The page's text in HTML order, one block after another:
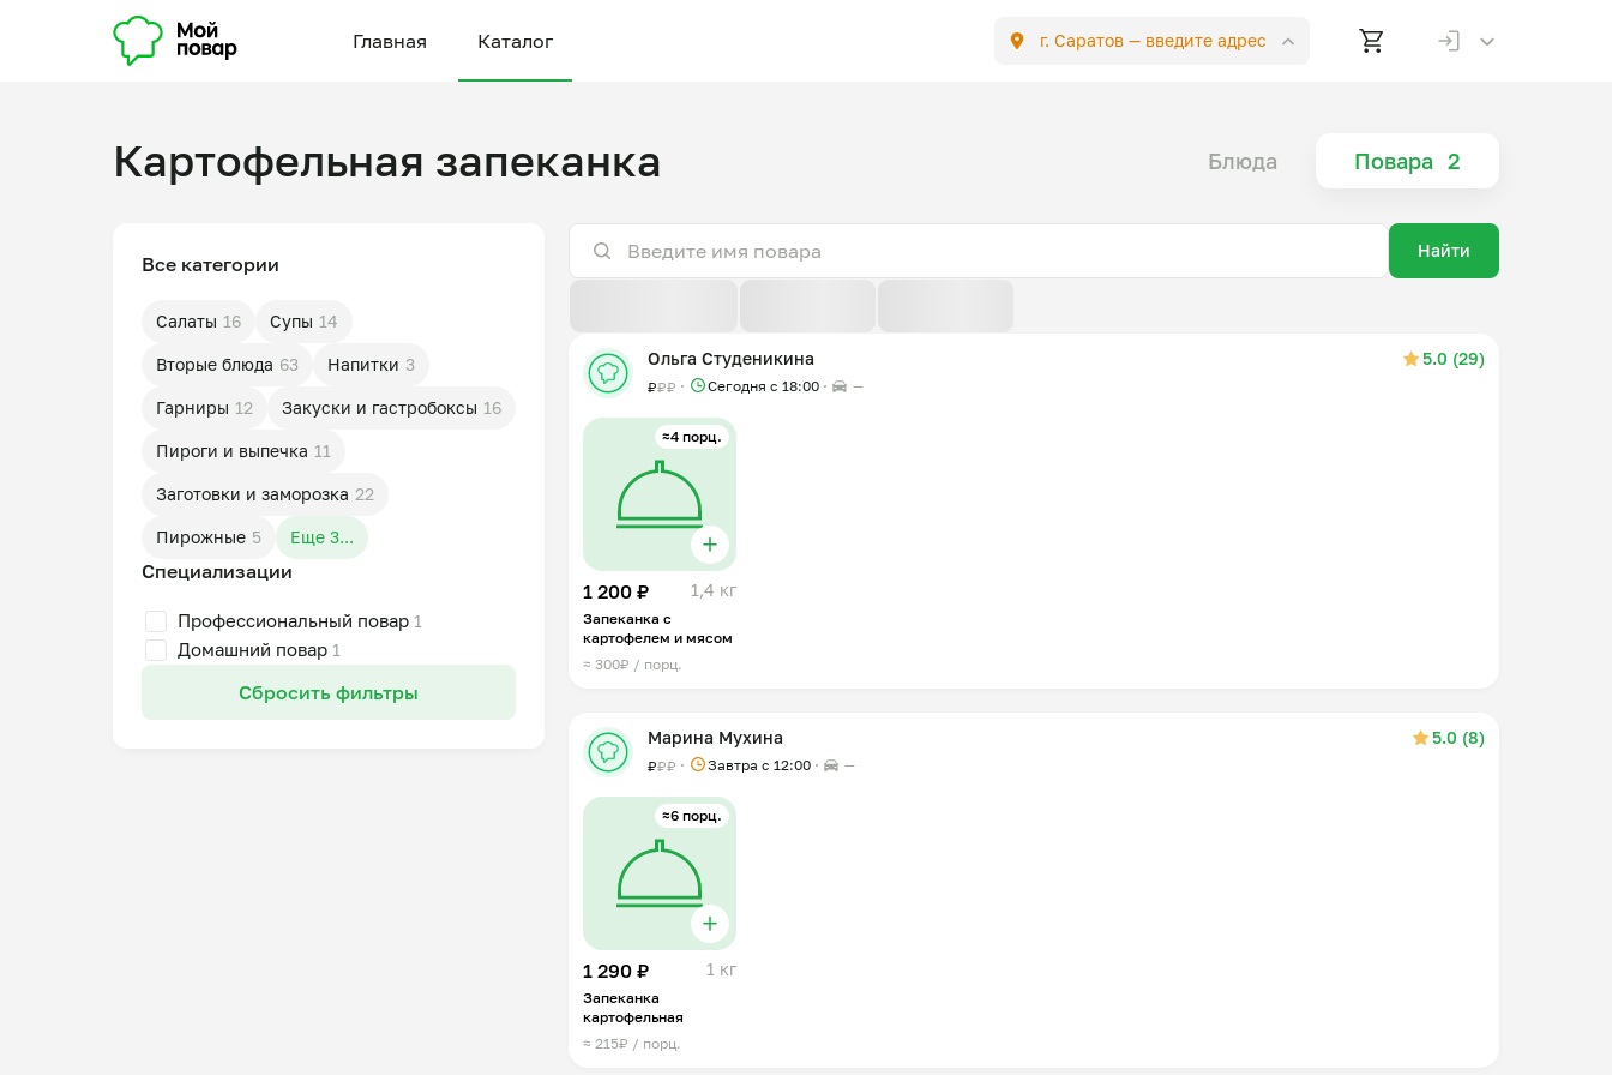
Главная Каталог г. Саратов — введите адрес
Картофельная запеканка Блюда Повара 2
Все категории
Салаты 16 Супы 14
Вторые блюда 63 Напитки 3
Гарниры 12 Закуски и гастробоксы 16
Пироги и выпечка 11
Заготовки и заморозка 22
Пирожные 5 Еще 3...
Специализации
Профессиональный повар 1
Домашний повар 1
Сбросить фильтры
Найти
Ольга Студеникина 5.0 (29)
₽₽₽ Сегодня с 18:00 —
≈4 порц.
1 200 ₽ 1,4 кг
Запеканка с
картофелем и мясом
≈ 300₽ / порц.
Марина Мухина 5.0 (8)
₽₽₽ Завтра c 12:00 —
≈6 порц.
1 290 ₽ 1 кг
Запеканка
картофельная
≈ 215₽ / порц.